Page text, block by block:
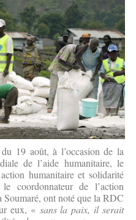
19 août, à l’occasion de la
de l’aide humanitaire, le
humanitaire et solidarité
coordonnateur de l’action
ont noté que la RDC
eux, « sans la paix, il serait